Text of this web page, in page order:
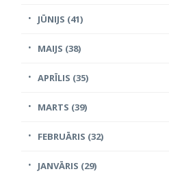
JŪNIJS (41)
MAIJS (38)
APRĪLIS (35)
MARTS (39)
FEBRUĀRIS (32)
JANVĀRIS (29)